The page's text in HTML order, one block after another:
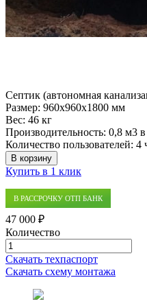
Септик (автономная
Размер: 960x960x1800 мм
Вес: 46 кг
Производительность: 0,8 м3 в
Количество пользователей: 4
В корзину
Купить в 1 клик
В РАССРОЧКУ ОТП БАНК
47 000 ₽
Количество
Количество
товара
Септик
канализация)
Скачать техпаспорт
Скачать схему монтажа